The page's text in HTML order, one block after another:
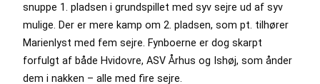
snuppe 1. pladsen i grundspillet med syv sejre ud af syv
mulige. Der er mere kamp om 2. pladsen, som pt. tilhører
Marienlyst med fem sejre. Fynboerne er dog skarpt
forfulgt af både Hvidovre, ASV Århus og Ishøj, som ånder
dem i nakken – alle med fire sejre.